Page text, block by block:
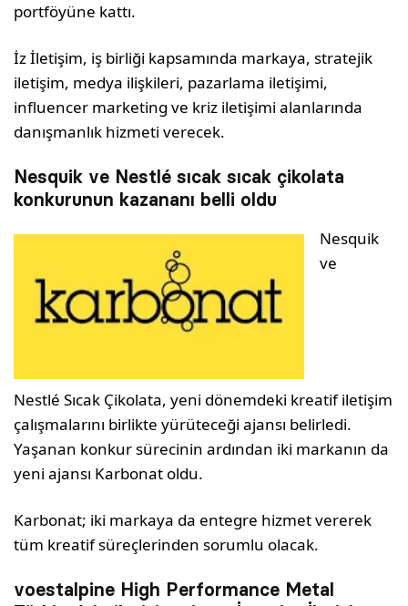
portföyüne kattı.
İz İletişim, iş birliği kapsamında markaya, stratejik
iletişim, medya ilişkileri, pazarlama iletişimi,
influencer marketing ve kriz iletişimi alanlarında
danışmanlık hizmeti verecek.
Nesquik ve Nestlé sıcak sıcak çikolata
konkurunun kazananı belli oldu
Nesquik
ve
Nestlé Sıcak Çikolata, yeni dönemdeki kreatif iletişim
çalışmalarını birlikte yürüteceği ajansı belirledi.
Yaşanan konkur sürecinin ardından iki markanın da
yeni ajansı Karbonat oldu.
Karbonat; iki markaya da entegre hizmet vererek
tüm kreatif süreçlerinden sorumlu olacak.
voestalpine High Performance Metal